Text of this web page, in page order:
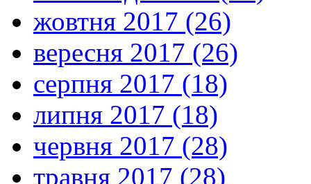
жовтня 2017 (26)
вересня 2017 (26)
серпня 2017 (18)
липня 2017 (18)
червня 2017 (28)
травня 2017 (28)